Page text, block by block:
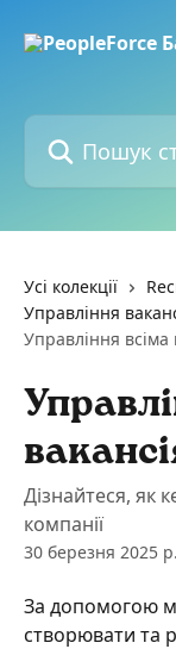
Пошук статей...
Усі колекції
Управління
Управління всіма
Дізнайтеся, як
компанії
30 березня 2025 р.
За допомогою
створювати та